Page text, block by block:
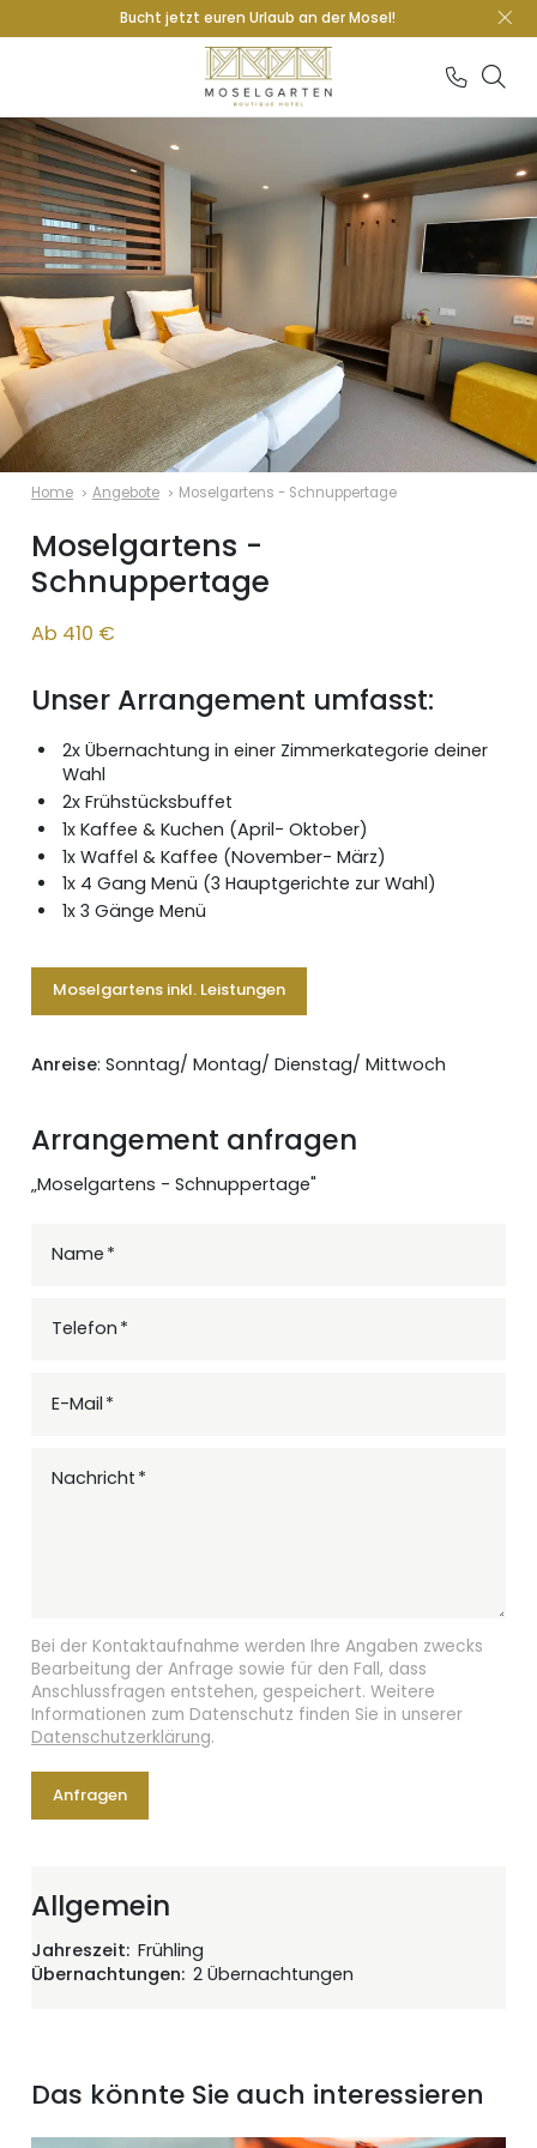
Bucht jetzt euren Urlaub an der Mosel!
Home Angebote Moselgartens - Schnuppertage
Moselgartens -
Schnuppertage
Ab 410 €
Unser Arrangement umfasst:
2x Übernachtung in einer Zimmerkategorie deiner
Wahl
2x Frühstücksbuffet
1x Kaffee & Kuchen (April- Oktober)
1x Waffel & Kaffee (November- März)
1x 4 Gang Menü (3 Hauptgerichte zur Wahl)
1x 3 Gänge Menü
Moselgartens inkl. Leistungen
Anreise: Sonntag/ Montag/ Dienstag/ Mittwoch
Arrangement anfragen
„Moselgartens - Schnuppertage"
Name
Telefon
E-Mail
Nachricht
Bei der Kontaktaufnahme werden Ihre Angaben zwecks
Bearbeitung der Anfrage sowie für den Fall, dass
Anschlussfragen entstehen, gespeichert. Weitere
Informationen zum Datenschutz finden Sie in unserer
Datenschutzerklärung.
Anfragen
Allgemein
Jahreszeit Frühling
Übernachtungen 2 Übernachtungen
Das könnte Sie auch interessieren